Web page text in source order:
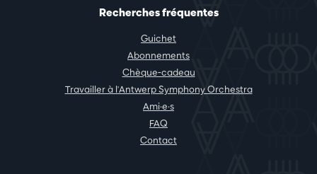
Recherches fréquentes
Guichet
Abonnements
Chèque-cadeau
Travailler à l'Antwerp Symphony Orchestra
Ami·e·s
FAQ
Contact